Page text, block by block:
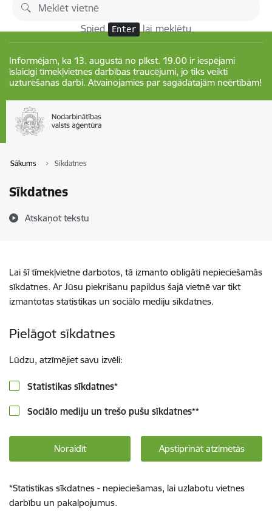
Pāriet uz lapas saturu
Spied Enter lai meklētu
Informējam, ka 13. augustā no plkst. 19.00 ir iespējami
īslaicīgi tīmekļvietnes darbības traucējumi, jo tiks veikti
uzturēšanas darbi. Atvainojamies par sagādātajām neērtībām!
Sākums Sīkdatnes
Sīkdatnes
Atskaņot tekstu
Lai šī tīmekļvietne darbotos, tā izmanto obligāti nepieciešamās
sīkdatnes. Ar Jūsu piekrišanu papildus šajā vietnē var tikt
izmantotas statistikas un sociālo mediju sīkdatnes.
Pielāgot sīkdatnes
Lūdzu, atzīmējiet savu izvēli:
Statistikas sīkdatnes*
Sociālo mediju un trešo pušu sīkdatnes**
Noraidīt Apstiprināt atzīmētās
*Statistikas sīkdatnes - nepieciešamas, lai uzlabotu vietnes
darbību un pakalpojumus.